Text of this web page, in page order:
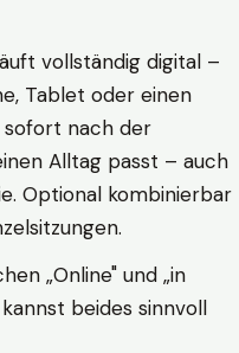
vollständig digital –
Tablet oder einen
sofort nach der
Alltag passt – auch
Optional kombinierbar
„Online" und „in
beides sinnvoll